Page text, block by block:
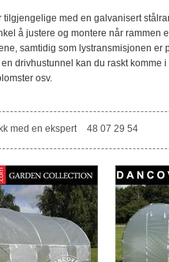
tilgjengelige med en galvanisert
å justere og montere når rammen
samtidig som lystransmisjonen
drivhustunnel kan du raskt komme
osv.
med en ekspert 48 07 29 54